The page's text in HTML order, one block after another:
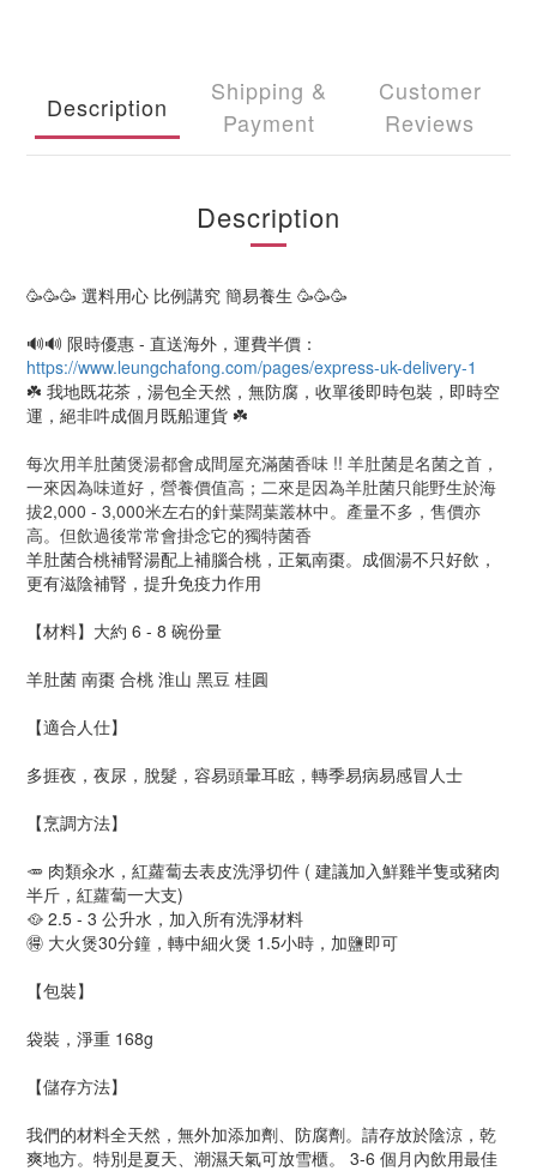
Description
Shipping &
Payment
Customer
Reviews
Description
🥳🥳🥳 選料用心 比例講究 簡易養生 🥳🥳🥳
🔊🔊 限時優惠 - 直送海外，運費半價：
https://www.leungchafong.com/pages/express-uk-delivery-1
☘️ 我地既花茶，湯包全天然，無防腐，收單後即時包裝，即時空
運，絕非吽成個月既船運貨 ☘️
每次用羊肚菌煲湯都會成間屋充滿菌香味 !! 羊肚菌是名菌之首，
一來因為味道好，營養價值高；二來是因為羊肚菌只能野生於海
拔2,000 - 3,000米左右的針葉闊葉叢林中。產量不多，售價亦
高。但飲過後常常會掛念它的獨特菌香
羊肚菌合桃補腎湯配上補腦合桃，正氣南棗。成個湯不只好飲，
更有滋陰補腎，提升免疫力作用
【材料】大約 6 - 8 碗份量
羊肚菌 南棗 合桃 淮山 黑豆 桂圓
【適合人仕】
多捱夜，夜尿，脫髮，容易頭暈耳眩，轉季易病易感冒人士
【烹調方法】
🥕 肉類汆水，紅蘿蔔去表皮洗淨切件 ( 建議加入鮮雞半隻或豬肉
半斤，紅蘿蔔一大支)
🥘 2.5 - 3 公升水，加入所有洗淨材料
🉐 大火煲30分鐘，轉中細火煲 1.5小時，加鹽即可
【包裝】
袋裝，淨重 168g
【儲存方法】
我們的材料全天然，無外加添加劑、防腐劑。請存放於陰涼，乾
爽地方。特別是夏天、潮濕天氣可放雪櫃。 3-6 個月內飲用最佳